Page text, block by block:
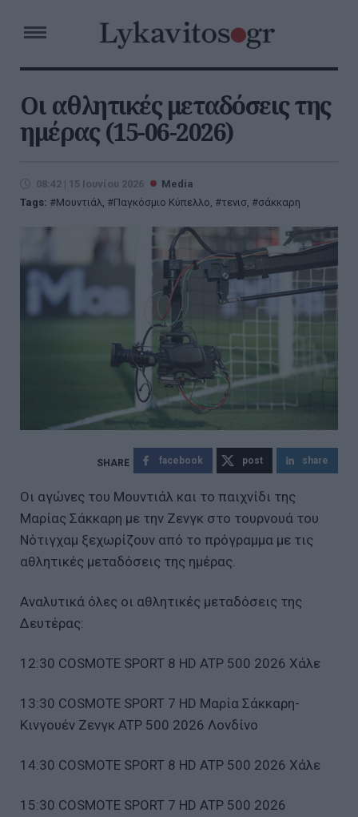
Οι αθλητικές μεταδόσεις της
ημέρας (15-06-2026)
08:42 | 15 Ιουνίου 2026
Media
Tags:
Μουντιάλ, Παγκόσμιο Κύπελλο, τενισ, σάκκαρη
facebook post share
Οι αγώνες του Μουντιάλ και το παιχνίδι της
Μαρίας Σάκκαρη με την Ζενγκ στο τουρνουά του
Νότιγχαμ ξεχωρίζουν από το πρόγραμμα με τις
αθλητικές μεταδόσεις της ημέρας.
Αναλυτικά όλες οι αθλητικές μεταδόσεις της
Δευτέρας:
12:30 COSMOTE SPORT 8 HD ATP 500 2026 Χάλε
13:30 COSMOTE SPORT 7 HD Μαρία Σάκκαρη-
Κινγουέν Ζενγκ ATP 500 2026 Λονδίνο
14:30 COSMOTE SPORT 8 HD ATP 500 2026 Χάλε
15:30 COSMOTE SPORT 7 HD ATP 500 2026